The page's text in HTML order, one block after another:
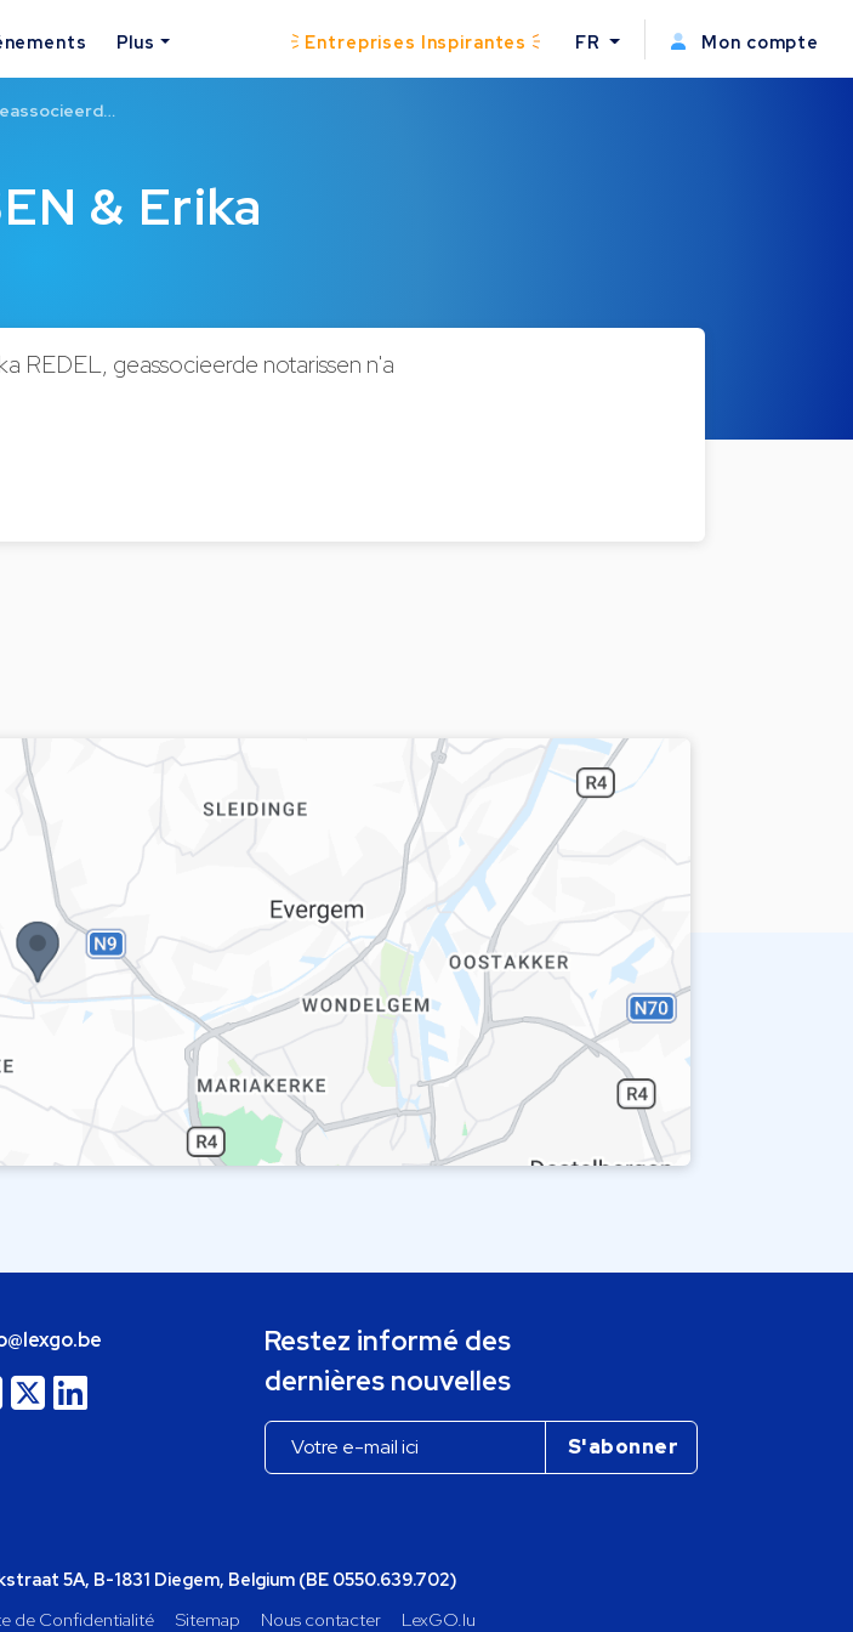
Plus Entreprises Inspirantes FR Mon compte
& Erika
REDEL, geassocieerde notarissen n'a
Restez informé des
dernières nouvelles
5A, B-1831 Diegem, Belgium (BE 0550.639.702)
de Confidentialité Sitemap Nous contacter LexGO.lu